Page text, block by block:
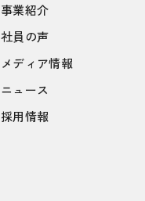
事業紹介
社員の声
メディア情報
ニュース
採用情報